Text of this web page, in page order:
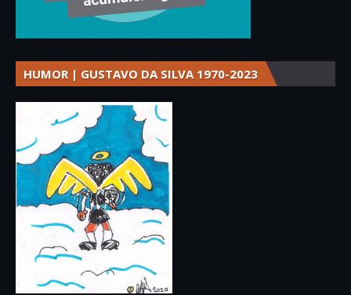
HUMOR | GUSTAVO DA SILVA 1970-2023